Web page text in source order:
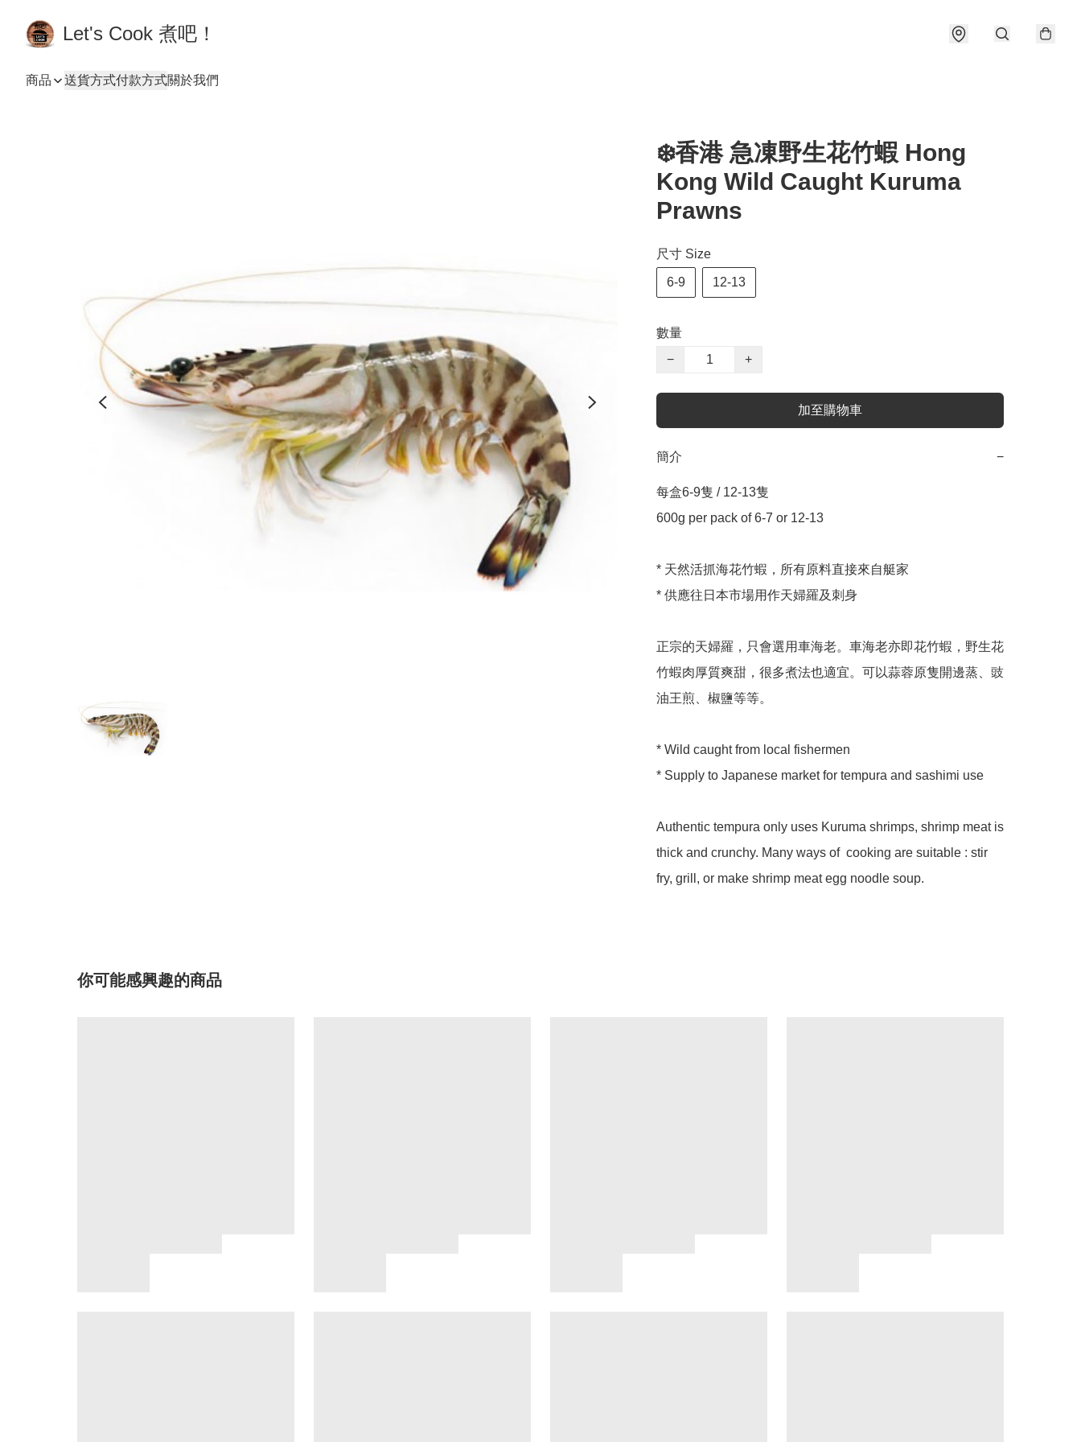
Let's Cook 煮吧！
商品 送貨方式付款方式關於我們
❄️香港 急凍野生花竹蝦 Hong
Kong Wild Caught Kuruma
Prawns
尺寸 Size
6-9 12-13
數量
−
+
加至購物車
簡介 −
每盒6-9隻 / 12-13隻
600g per pack of 6-7 or 12-13
* 天然活抓海花竹蝦，所有原料直接來自艇家
* 供應往日本市場用作天婦羅及刺身
正宗的天婦羅，只會選用車海老。車海老亦即花竹蝦，野生花
竹蝦肉厚質爽甜，很多煮法也適宜。可以蒜蓉原隻開邊蒸、豉
油王煎、椒鹽等等。
* Wild caught from local fishermen
* Supply to Japanese market for tempura and sashimi use
Authentic tempura only uses Kuruma shrimps, shrimp meat is
thick and crunchy. Many ways of  cooking are suitable : stir
fry, grill, or make shrimp meat egg noodle soup.
你可能感興趣的商品